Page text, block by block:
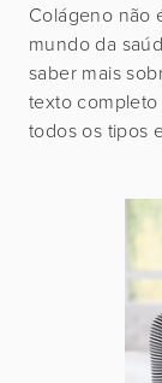
Colágeno não
mundo da
saber mais
texto
todos os tipos